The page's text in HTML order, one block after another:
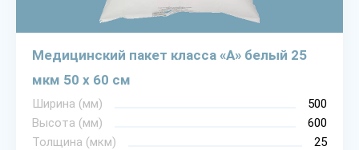
Медицинский пакет класса «А» белый 25
мкм 50 х 60 см
Ширина (мм)
500
Высота (мм)
600
Толщина (мкм)
25